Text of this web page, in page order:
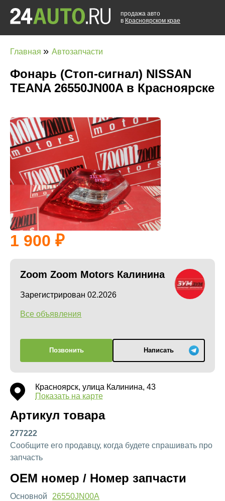
продажа авто
в Красноярском крае
Главная » Автозапчасти
Фонарь (Стоп-сигнал) NISSAN
TEANA 26550JN00A в Красноярске
1 900
Zoom Zoom Motors Калинина
Зарегистрирован 02.2026
Все объявления
Позвонить Написать
Красноярск, улица Калинина, 43
Показать на карте
Артикул товара
277222
Сообщите его продавцу, когда будете спрашивать про
запчасть
OEM номер / Номер запчасти
Основной
26550JN00A